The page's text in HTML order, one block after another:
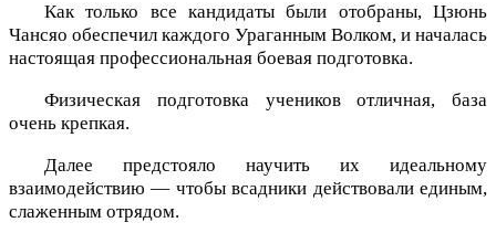
Как только все кандидаты были отобраны, Цзюнь
Чансяо обеспечил каждого Ураганным Волком, и началась
настоящая профессиональная боевая подготовка.
Физическая подготовка учеников отличная, база
очень крепкая.
Далее предстояло научить их идеальному
взаимодействию — чтобы всадники действовали единым,
слаженным отрядом.